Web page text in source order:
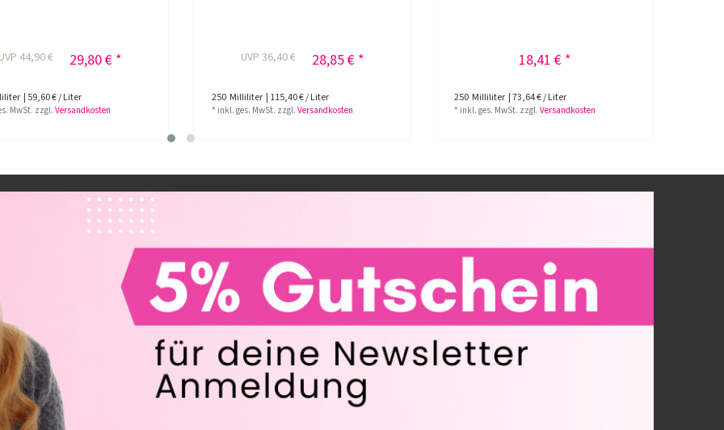
UVP 44,90 € 29,80 € *
| 59,60 € / Liter
MwSt. zzgl.Versandkosten
UVP 36,40 € 28,85 € *
250 Milliliter | 115,40 € / Liter
* inkl. ges. MwSt. zzgl.Versandkosten
18,41 € *
250 Milliliter | 73,64 € / Liter
* inkl. ges. MwSt. zzgl.Versandkosten